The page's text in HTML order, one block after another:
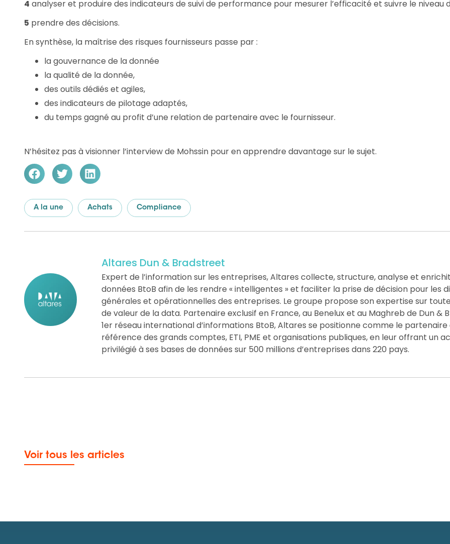
4 analyser et produire des indicateurs de suivi de performance pour mesurer l’efficacité et suivre le niveau
5 prendre des décisions.
En synthèse, la maîtrise des risques fournisseurs passe par :
la gouvernance de la donnée
la qualité de la donnée,
des outils dédiés et agiles,
des indicateurs de pilotage adaptés,
du temps gagné au profit d’une relation de partenaire avec le fournisseur.
N’hésitez pas à visionner l’interview de Mohssin pour en apprendre davantage sur le sujet.
A la une Achats Compliance
Altares Dun & Bradstreet
Expert de l’information sur les entreprises, Altares collecte, structure, analyse et
données BtoB afin de les rendre « intelligentes » et faciliter la prise de décision pour les
générales et opérationnelles des entreprises. Le groupe propose son expertise sur
de valeur de la data. Partenaire exclusif en France, au Benelux et au Maghreb de Dun &
1er réseau international d’informations BtoB, Altares se positionne comme le partenaire
référence des grands comptes, ETI, PME et organisations publiques, en leur offrant un
privilégié à ses bases de données sur 500 millions d’entreprises dans 220 pays.
Voir tous les articles